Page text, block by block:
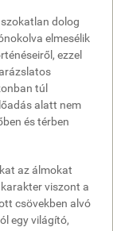
dolog
elmesélik
ezzel
túl
alatt nem
és térben
az álmokat
viszont a
csövekben alvó
egy világító,